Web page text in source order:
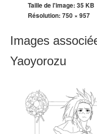
Taille de l'image: 35 KB
Résolution: 750 × 957
Images
Yaoyorozu